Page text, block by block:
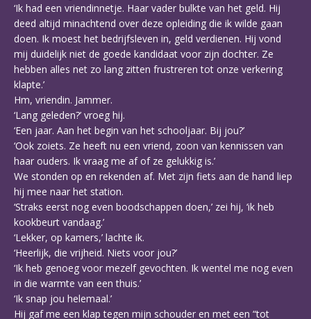
‘Ik had een vriendinnetje. Haar vader bulkte van het geld. Hij
deed altijd minachtend over deze opleiding die ik wilde gaan
doen. Ik moest het bedrijfsleven in, geld verdienen. Hij vond
mij duidelijk niet de goede kandidaat voor zijn dochter. Ze
hebben alles net zo lang zitten frustreren tot onze verkering
klapte.’
Hm, vriendin. Jammer.
‘Lang geleden?’ vroeg hij.
‘Een jaar. Aan het begin van het schooljaar. Bij jou?’
‘Ook zoiets. Ze heeft nu een vriend, zoon van kennissen van
haar ouders. Ik vraag me af of ze gelukkig is.’
We stonden op en rekenden af. Met zijn fiets aan de hand liep
hij mee naar het station.
‘Straks eerst nog even boodschappen doen,’ zei hij, ‘ik heb
kookbeurt vandaag.’
‘Lekker, op kamers,’ lachte ik.
‘Heerlijk, die vrijheid. Niets voor jou?’
‘Ik heb genoeg voor mezelf gevochten. Ik wentel me nog even
in die warmte van een thuis.’
‘Ik snap jou helemaal.’
Hij gaf me een klap tegen mijn schouder en met een “tot